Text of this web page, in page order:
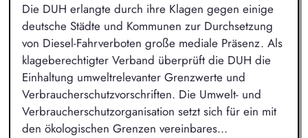
Die DUH erlangte durch ihre Klagen gegen einige
deutsche Städte und Kommunen zur Durchsetzung
von Diesel-Fahrverboten große mediale Präsenz. Als
klageberechtigter Verband überprüft die DUH die
Einhaltung umweltrelevanter Grenzwerte und
Verbraucherschutzvorschriften. Die Umwelt- und
Verbraucherschutzorganisation setzt sich für ein mit
den ökologischen Grenzen vereinbares...